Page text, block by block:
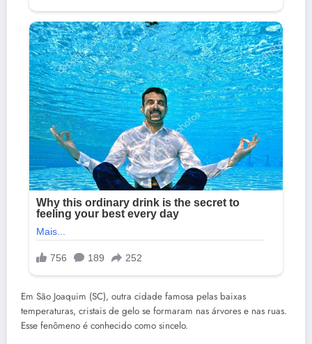
Em São Joaquim (SC), outra cidade famosa pelas baixas
temperaturas, cristais de gelo se formaram nas árvores e nas ruas.
Esse fenômeno é conhecido como sincelo.